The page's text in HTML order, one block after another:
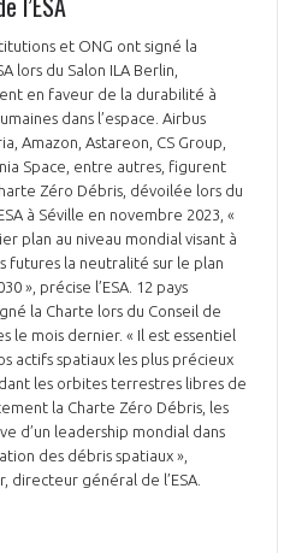
ADHÉRENTS
AÉRONAUTIQUE ET SPATIALE
ET SPATIALE
SUR LES RELATIONS ENTRE
ET FOURNISSEURS
et ONG ont signé la
lors du Salon ILA Berlin,
en faveur de la durabilité à
dans l’espace. Airbus
Amazon, Astareon, CS Group,
Space, entre autres, figurent
Zéro Débris, dévoilée lors du
à Séville en novembre 2023, «
plan au niveau mondial visant à
futures la neutralité sur le plan
», précise l’ESA. 12 pays
la Charte lors du Conseil de
le mois dernier. « Il est essentiel
actifs spatiaux les plus précieux
les orbites terrestres libres de
la Charte Zéro Débris, les
d’un leadership mondial dans
des débris spatiaux »,
directeur général de l’ESA.
d'adhérer au GIFAS.
données sectorielles,
...
D’ADHÉSION